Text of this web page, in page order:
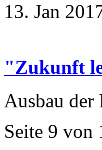
13. Jan
"Zukunft
Ausbau
Seite 9 von